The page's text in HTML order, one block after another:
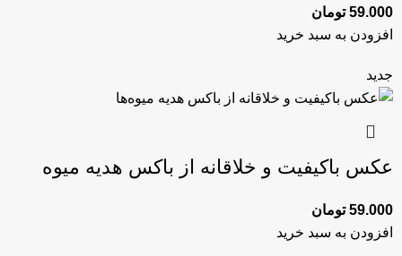
59.000 تومان
افزودن به سبد خرید
جدید
عکس باکیفیت و خلاقانه از باکس هدیه میوه‌
59.000 تومان
افزودن به سبد خرید